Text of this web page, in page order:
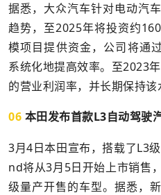
据悉，大众汽车针对电动汽
趋势，至2025年将投资约
模项目提供资金，公司将通
系统化地提高效率。至2023
的营业利润率，并长期保持该
06 本田发布首款L3自动驾驶
3月4日本田宣布，搭载了L3
nd将从3月5日开始上市销售
级量产开售的车型。据悉，